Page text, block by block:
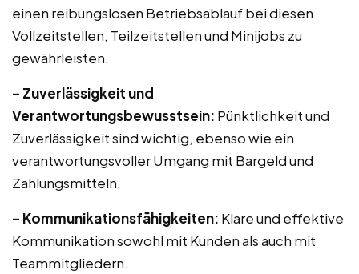
einen reibungslosen Betriebsablauf bei diesen
Vollzeitstellen, Teilzeitstellen und Minijobs zu
gewährleisten.
– Zuverlässigkeit und
Verantwortungsbewusstsein: Pünktlichkeit und
Zuverlässigkeit sind wichtig, ebenso wie ein
verantwortungsvoller Umgang mit Bargeld und
Zahlungsmitteln.
– Kommunikationsfähigkeiten: Klare und effektive
Kommunikation sowohl mit Kunden als auch mit
Teammitgliedern.